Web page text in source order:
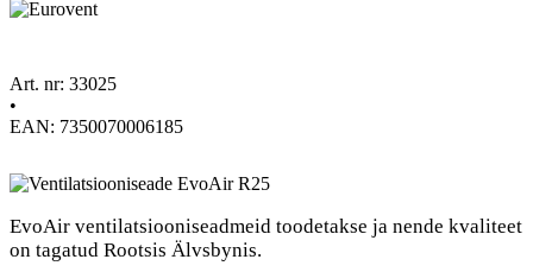
Art. nr: 33025
•
EAN: 7350070006185
EvoAir ventilatsiooniseadmeid toodetakse ja nende kvaliteet
on tagatud Rootsis Älvsbynis.